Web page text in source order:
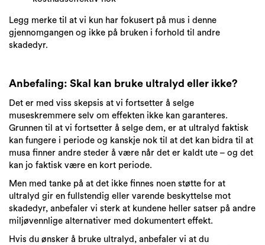
Legg merke til at vi kun har fokusert på mus i denne
gjennomgangen og ikke på bruken i forhold til andre
skadedyr.
Anbefaling: Skal kan bruke ultralyd eller ikke?
Det er med viss skepsis at vi fortsetter å selge
museskremmere selv om effekten ikke kan garanteres.
Grunnen til at vi fortsetter å selge dem, er at ultralyd faktisk
kan fungere i periode og kanskje nok til at det kan bidra til at
musa finner andre steder å være når det er kaldt ute – og det
kan jo faktisk være en kort periode.
Men med tanke på at det ikke finnes noen støtte for at
ultralyd gir en fullstendig eller varende beskyttelse mot
skadedyr, anbefaler vi sterk at kundene heller satser på andre
miljøvennlige alternativer med dokumentert effekt.
Hvis du ønsker å bruke ultralyd, anbefaler vi at du